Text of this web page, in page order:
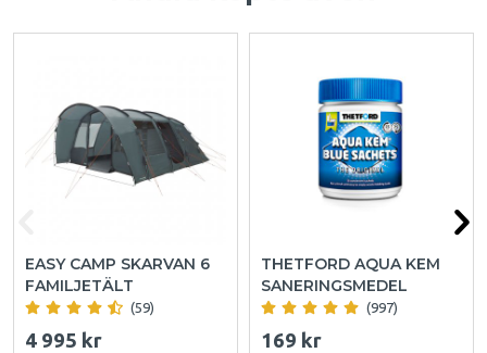
EASY CAMP SKARVAN 6
FAMILJETÄLT
(59)
4 995 kr
THETFORD AQUA KEM
SANERINGSMEDEL
(997)
169 kr